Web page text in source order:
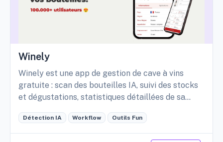
Winely
Winely est une app de gestion de cave à vins
gratuite : scan des bouteilles IA, suivi des stocks
et dégustations, statistiques détaillées de sa
Détection IA Workflow Outils Fun